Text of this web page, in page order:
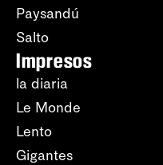
Paysandú
Salto
Impresos
la diaria
Le Monde
Lento
Gigantes